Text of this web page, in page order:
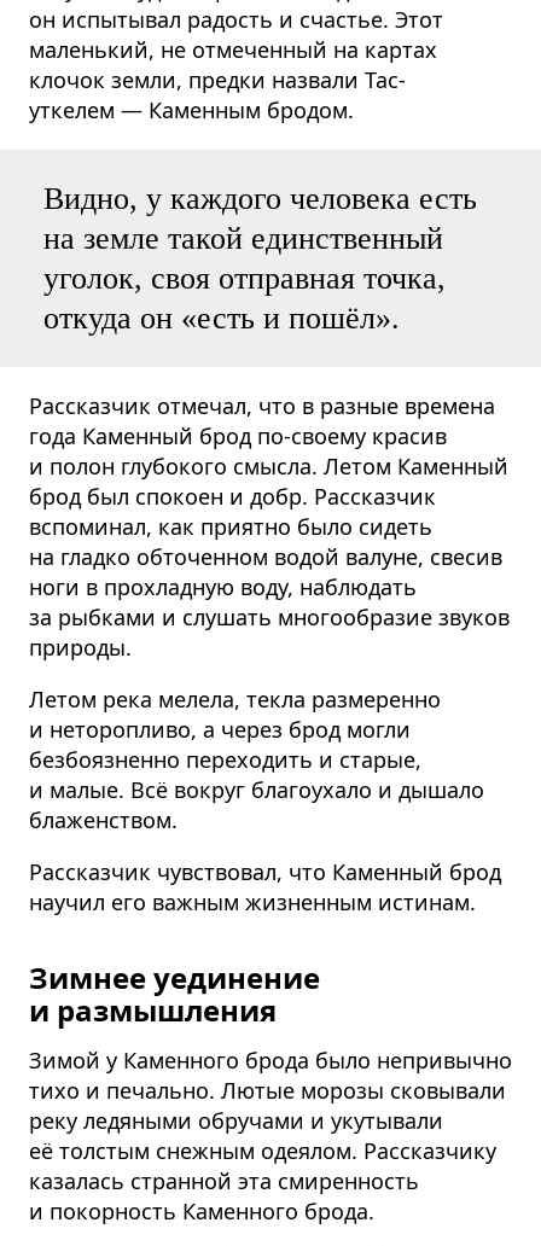
он испытывал радость и счастье. Этот
маленький, не отмеченный на картах
клочок земли, предки назвали Тас-
уткелем — Каменным бродом.
Видно, у каждого человека есть
на земле такой единственный
уголок, своя отправная точка,
откуда он «есть и пошёл».
Рассказчик отмечал, что в разные времена
года Каменный брод по-своему красив
и полон глубокого смысла. Летом Каменный
брод был спокоен и добр. Рассказчик
вспоминал, как приятно было сидеть
на гладко обточенном водой валуне, свесив
ноги в прохладную воду, наблюдать
за рыбками и слушать многообразие звуков
природы.
Летом река мелела, текла размеренно
и неторопливо, а через брод могли
безбоязненно переходить и старые,
и малые. Всё вокруг благоухало и дышало
блаженством.
Рассказчик чувствовал, что Каменный брод
научил его важным жизненным истинам.
Зимнее уединение
и размышления
Зимой у Каменного брода было непривычно
тихо и печально. Лютые морозы сковывали
реку ледяными обручами и укутывали
её толстым снежным одеялом. Рассказчику
казалась странной эта смиренность
и покорность Каменного брода.